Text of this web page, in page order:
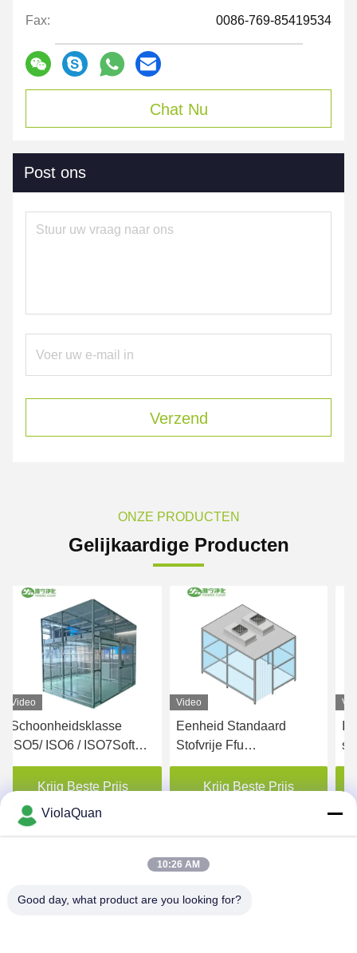
Fax: 0086-769-85419534
Chat Nu
Post ons
Verzend
ONZE PRODUCTEN
Gelijkaardige Producten
Video
Eenheid Standaard
Stofvrije Ffu
Schoonkamer Modulaire
Snelle installatie
Krijg Beste Prijs
Video
Iso-klasse 8
schoonruimte
Krijg Beste Prijs
ViolaQuan
10:26 AM
Good day, what product are you looking for?